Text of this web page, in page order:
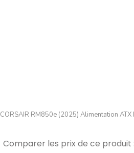
CORSAIR RM850e (2025) Alimentation
Comparer les prix de ce produit :